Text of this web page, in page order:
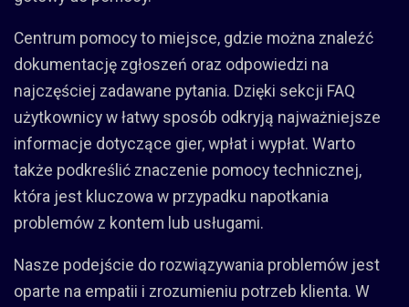
Centrum pomocy to miejsce, gdzie można znaleźć
dokumentację zgłoszeń oraz odpowiedzi na
najczęściej zadawane pytania. Dzięki sekcji FAQ
użytkownicy w łatwy sposób odkryją najważniejsze
informacje dotyczące gier, wpłat i wypłat. Warto
także podkreślić znaczenie pomocy technicznej,
która jest kluczowa w przypadku napotkania
problemów z kontem lub usługami.
Nasze podejście do rozwiązywania problemów jest
oparte na empatii i zrozumieniu potrzeb klienta. W